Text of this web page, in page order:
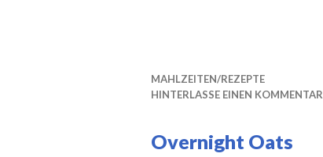
MAHLZEITEN/REZEPTE
HINTERLASSE EINEN KOMMENTAR
Overnight Oats